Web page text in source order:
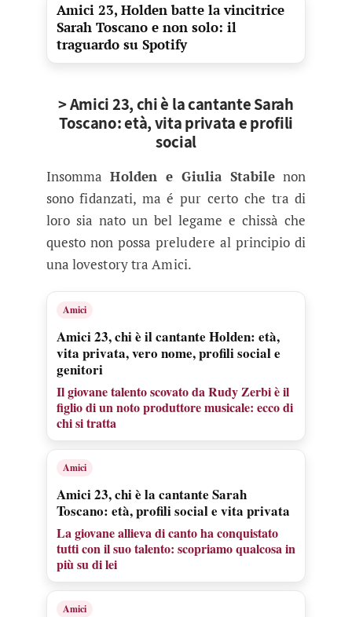
Amici 23, Holden batte la vincitrice
Sarah Toscano e non solo: il
traguardo su Spotify
> Amici 23, chi è la cantante Sarah
Toscano: età, vita privata e profili
social
InsommaHolden e Giulia Stabilenon
sono fidanzati, ma é pur certo che tra di
loro sia nato un bel legame e chissà che
questo non possa preludere al principio di
una lovestory tra Amici.
Amici
Amici 23, chi è il cantante Holden: età,
vita privata, vero nome, profili social e
genitori
Il giovane talento scovato da Rudy Zerbi è il
figlio di un noto produttore musicale: ecco di
chi si tratta
Amici
Amici 23, chi è la cantante Sarah
Toscano: età, profili social e vita privata
La giovane allieva di canto ha conquistato
tutti con il suo talento: scopriamo qualcosa in
più su di lei
Amici